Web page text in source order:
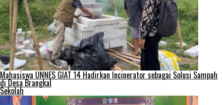
Mahasiswa UNNES GIAT 14 Hadirkan Incinerator sebagai Solusi Sampah
di Desa Brangkal
Sekolah